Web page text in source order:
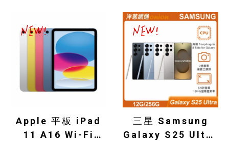
Apple 平板 iPad
11 A16 Wi-Fi
三星 Samsung
Galaxy S25 Ultra